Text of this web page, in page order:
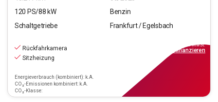
120 PS/88 kW
Benzin
Schaltgetriebe
Frankfurt / Egelsbach
Rückfahrkamera
Sitzheizung
Energieverbrauch (kombiniert): k.A.
CO₂-Emissionen kombiniert: k.A.
CO₂-Klasse:
inkl.MwSt.
finanzieren